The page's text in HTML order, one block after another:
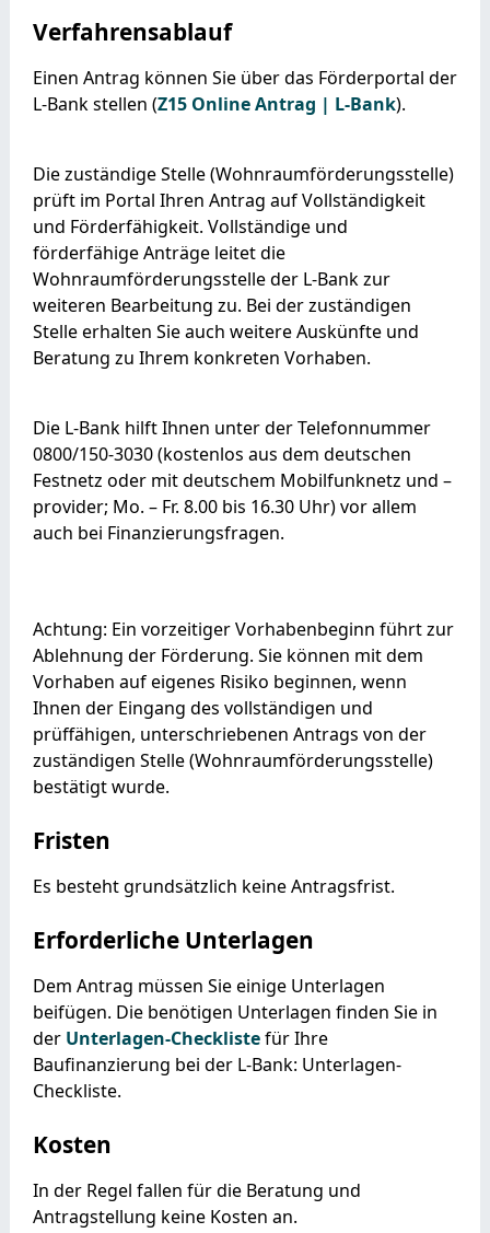
Verfahrensablauf
Einen Antrag können Sie über das Förderportal der
L-Bank stellen (Z15 Online Antrag | L-Bank).
Die zuständige Stelle (Wohnraumförderungsstelle)
prüft im Portal Ihren Antrag auf Vollständigkeit
und Förderfähigkeit. Vollständige und
förderfähige Anträge leitet die
Wohnraumförderungsstelle der L-Bank zur
weiteren Bearbeitung zu. Bei der zuständigen
Stelle erhalten Sie auch weitere Auskünfte und
Beratung zu Ihrem konkreten Vorhaben.
Die L-Bank hilft Ihnen unter der Telefonnummer
0800/150-3030 (kostenlos aus dem deutschen
Festnetz oder mit deutschem Mobilfunknetz und –
provider; Mo. – Fr. 8.00 bis 16.30 Uhr) vor allem
auch bei Finanzierungsfragen.
Achtung: Ein vorzeitiger Vorhabenbeginn führt zur
Ablehnung der Förderung. Sie können mit dem
Vorhaben auf eigenes Risiko beginnen, wenn
Ihnen der Eingang des vollständigen und
prüffähigen, unterschriebenen Antrags von der
zuständigen Stelle (Wohnraumförderungsstelle)
bestätigt wurde.
Fristen
Es besteht grundsätzlich keine Antragsfrist.
Erforderliche Unterlagen
Dem Antrag müssen Sie einige Unterlagen
beifügen. Die benötigen Unterlagen finden Sie in
der Unterlagen-Checklistefür Ihre
Baufinanzierung bei der L-Bank: Unterlagen-
Checkliste.
Kosten
In der Regel fallen für die Beratung und
Antragstellung keine Kosten an.